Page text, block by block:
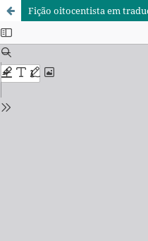
Fição oitocentista em